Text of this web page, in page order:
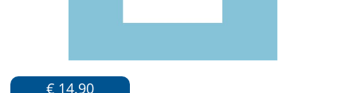
€ 14.90